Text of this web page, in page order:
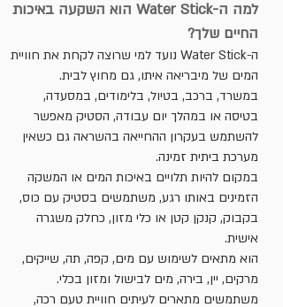
למה ה-Water Stick הוא השקעה באיכות
החיים שלך?
ה-Water Stick נועד למי שרוצה לקחת את חוויית
המים של מיבריאה איתו, גם מחוץ לבית.
במשרד, ברכב, בטיול, בלימודים, במסעדה,
בטיסה או במהלך יום עבודה, הסטיק מאפשר
להשתמש בעקרון ההחייאה בהשראה גם כשאין
מערכת ביתית זמינה.
במקום להיות תלויים באיכות המים או המשקה
הזמינים באותו רגע, משתמשים בסטיק עם כוס,
בקבוק, קנקן קטן או כלי מזון, כחלק משגרה
אישית.
הוא מתאים לשימוש עם מים, קפה, תה, שייקים,
מרקים, יין, בירה, מים לבישול ומזון בכלי.
משתמשים מתארים לעיתים חוויית טעם רכה,